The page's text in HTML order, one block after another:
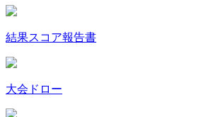
結果スコア報告書
大会ドロー